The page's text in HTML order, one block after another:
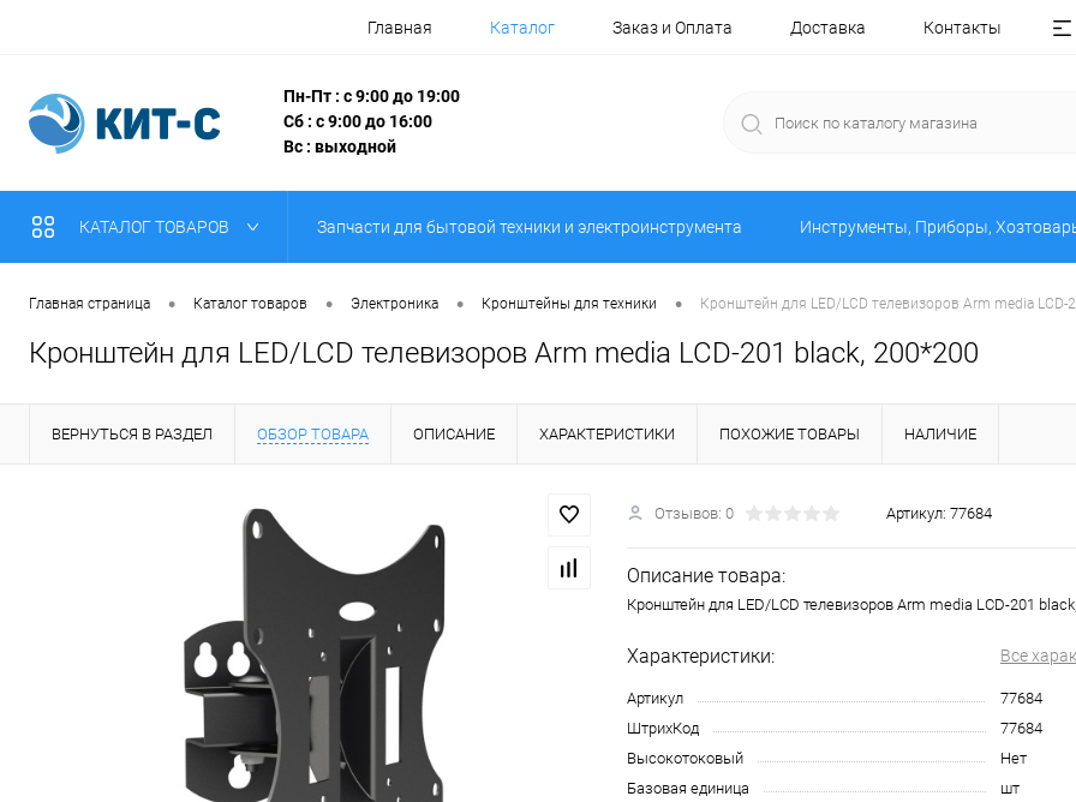
Главная Каталог Заказ и Оплата Доставка Контакты
Пн-Пт : с 9:00 до 19:00
Сб : с 9:00 до 16:00
Вс : выходной
КАТАЛОГ ТОВАРОВ Запчасти для бытовой техники и электроинструмента Инструменты, Приборы,
Главная страница • Каталог товаров • Электроника • Кронштейны для техники • Кронштейн для LED/LCD телевизоров Arm media LCD-
Кронштейн для LED/LCD телевизоров Arm media LCD-201 black, 200*200
ВЕРНУТЬСЯ В РАЗДЕЛ ОБЗОР ТОВАРА ОПИСАНИЕ ХАРАКТЕРИСТИКИ ПОХОЖИЕ ТОВАРЫ НАЛИЧИЕ
Отзывов: 0 Артикул: 77684
Описание товара:
Кронштейн для LED/LCD телевизоров Arm media LCD-201
Характеристики: Все
Артикул
77684
ШтрихКод
77684
Высокотоковый
Нет
Базовая единица
шт